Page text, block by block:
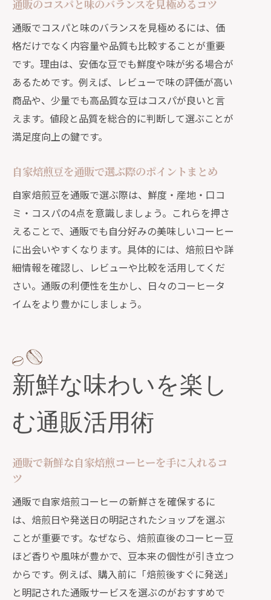
通販のコスパと味のバランスを見極めるコツ
通販でコスパと味のバランスを見極めるには、価
格だけでなく内容量や品質も比較することが重要
です。理由は、安価な豆でも鮮度や味が劣る場合が
あるためです。例えば、レビューで味の評価が高い
商品や、少量でも高品質な豆はコスパが良いと言
えます。値段と品質を総合的に判断して選ぶことが
満足度向上の鍵です。
自家焙煎豆を通販で選ぶ際のポイントまとめ
自家焙煎豆を通販で選ぶ際は、鮮度・産地・口コ
ミ・コスパの4点を意識しましょう。これらを押さ
えることで、通販でも自分好みの美味しいコーヒー
に出会いやすくなります。具体的には、焙煎日や詳
細情報を確認し、レビューや比較を活用してくだ
さい。通販の利便性を生かし、日々のコーヒータ
イムをより豊かにしましょう。
新鮮な味わいを楽し
む通販活用術
通販で新鮮な自家焙煎コーヒーを手に入れるコ
ツ
通販で自家焙煎コーヒーの新鮮さを確保するに
は、焙煎日や発送日の明記されたショップを選ぶ
ことが重要です。なぜなら、焙煎直後のコーヒー豆
ほど香りや風味が豊かで、豆本来の個性が引き立つ
からです。例えば、購入前に「焙煎後すぐに発送」
と明記された通販サービスを選ぶのがおすすめで